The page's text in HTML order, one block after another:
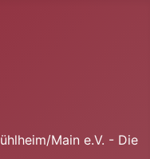
Main e.V. - Die